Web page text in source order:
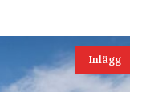
Inlägg